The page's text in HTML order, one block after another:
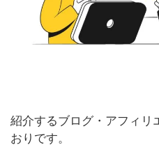
紹介するブログ・アフィリ
おりです。